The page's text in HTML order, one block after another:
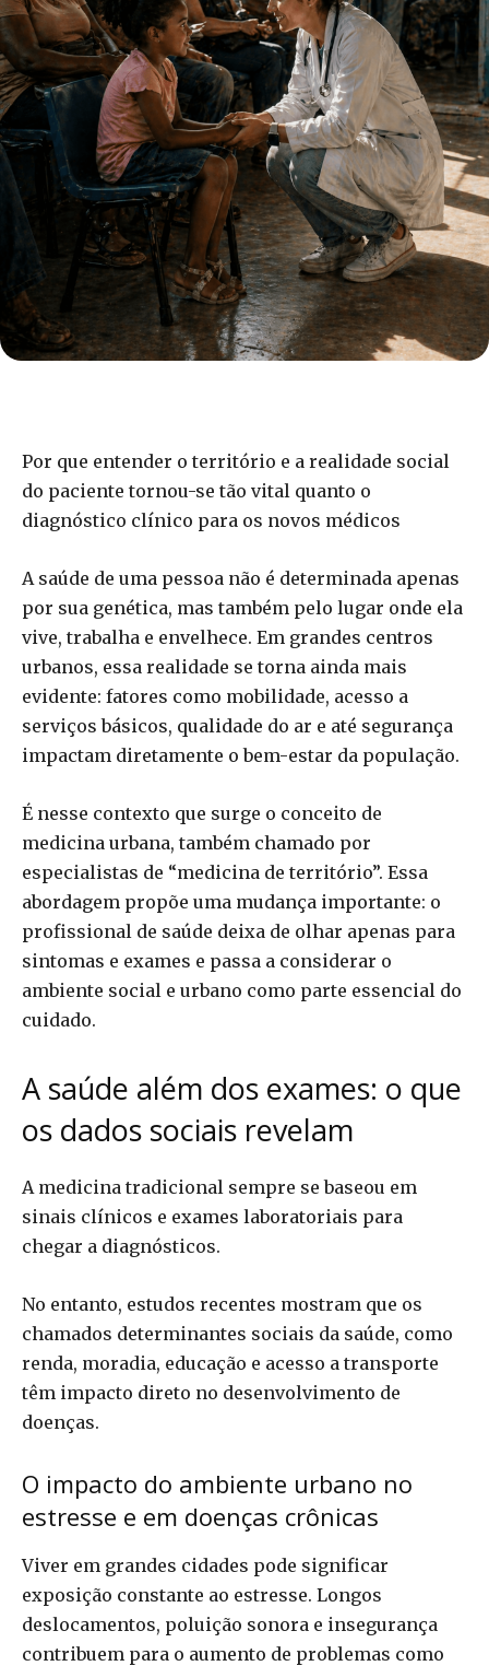
Por que entender o território e a realidade social
do paciente tornou-se tão vital quanto o
diagnóstico clínico para os novos médicos
A saúde de uma pessoa não é determinada apenas
por sua genética, mas também pelo lugar onde ela
vive, trabalha e envelhece. Em grandes centros
urbanos, essa realidade se torna ainda mais
evidente: fatores como mobilidade, acesso a
serviços básicos, qualidade do ar e até segurança
impactam diretamente o bem-estar da população.
É nesse contexto que surge o conceito de
medicina urbana, também chamado por
especialistas de “medicina de território”. Essa
abordagem propõe uma mudança importante: o
profissional de saúde deixa de olhar apenas para
sintomas e exames e passa a considerar o
ambiente social e urbano como parte essencial do
cuidado.
A saúde além dos exames: o que
os dados sociais revelam
A medicina tradicional sempre se baseou em
sinais clínicos e exames laboratoriais para
chegar a diagnósticos.
No entanto, estudos recentes mostram que os
chamados determinantes sociais da saúde, como
renda, moradia, educação e acesso a transporte
têm impacto direto no desenvolvimento de
doenças.
O impacto do ambiente urbano no
estresse e em doenças crônicas
Viver em grandes cidades pode significar
exposição constante ao estresse. Longos
deslocamentos, poluição sonora e insegurança
contribuem para o aumento de problemas como